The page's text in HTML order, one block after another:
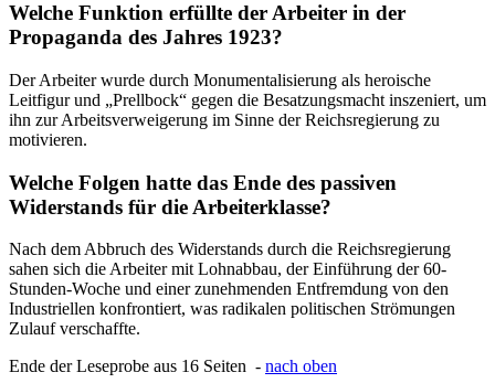
Welche Funktion erfüllte der Arbeiter in der
Propaganda des Jahres 1923?
Der Arbeiter wurde durch Monumentalisierung als heroische
Leitfigur und „Prellbock“ gegen die Besatzungsmacht inszeniert, um
ihn zur Arbeitsverweigerung im Sinne der Reichsregierung zu
motivieren.
Welche Folgen hatte das Ende des passiven
Widerstands für die Arbeiterklasse?
Nach dem Abbruch des Widerstands durch die Reichsregierung
sahen sich die Arbeiter mit Lohnabbau, der Einführung der 60-
Stunden-Woche und einer zunehmenden Entfremdung von den
Industriellen konfrontiert, was radikalen politischen Strömungen
Zulauf verschaffte.
Ende der Leseprobe aus 16 Seiten - nach oben